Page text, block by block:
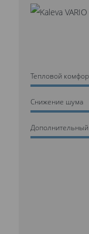
Тепловой
Cнижение шума
Дополнительный